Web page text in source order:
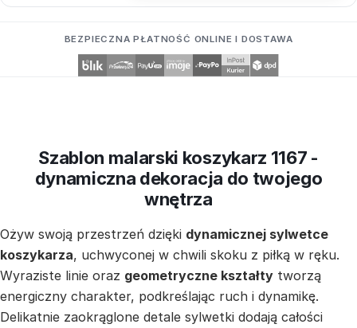
BEZPIECZNA PŁATNOŚĆ ONLINE I DOSTAWA
Szablon malarski koszykarz 1167 -
dynamiczna dekoracja do twojego
wnętrza
Ożyw swoją przestrzeń dzięki dynamicznej sylwetce
koszykarza, uchwyconej w chwili skoku z piłką w ręku.
Wyraziste linie oraz geometryczne kształty tworzą
energiczny charakter, podkreślając ruch i dynamikę.
Delikatnie zaokrąglone detale sylwetki dodają całości